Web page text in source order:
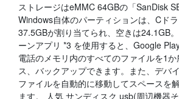
ストレージはeMMC 64GBの「SanDisk
Windows自体のパーティションは、Cド
37.5GBが割り当てられ、空きは24.1GB
ーンアプリ *3 を使用すると、Google
電話のメモリ内のすべてのファイルを1
ス、バックアップできます。また、デバ
ファイルを自動的に移動してスペースを
ます。 人気 サンディスク usb(周辺機器